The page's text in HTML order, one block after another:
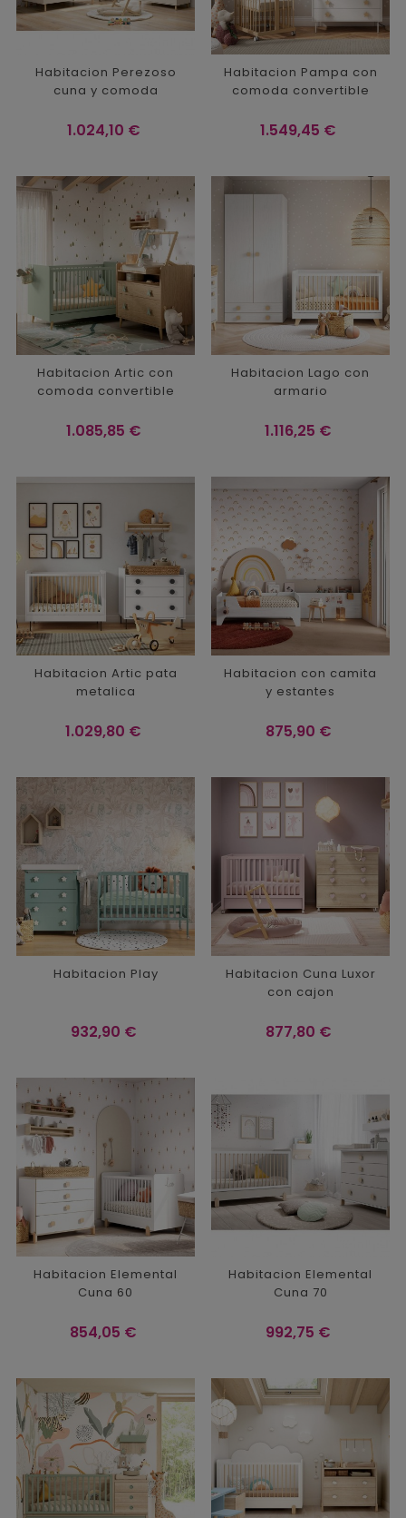
Habitacion Perezoso
cuna y comoda
Precio
1.024,10 €
Habitacion Pampa con
comoda convertible
Precio
1.549,45 €
Habitacion Artic con
comoda convertible
Precio
1.085,85 €
Habitacion Lago con
armario
Precio
1.116,25 €
Habitacion Artic pata
metalica
Precio
1.029,80 €
Habitacion con camita
y estantes
Precio
875,90 €
Habitacion Play
Precio
932,90 €
Habitacion Cuna Luxor
con cajon
Precio
877,80 €
Habitacion Elemental
Cuna 60
Precio
854,05 €
Habitacion Elemental
Cuna 70
Precio
992,75 €